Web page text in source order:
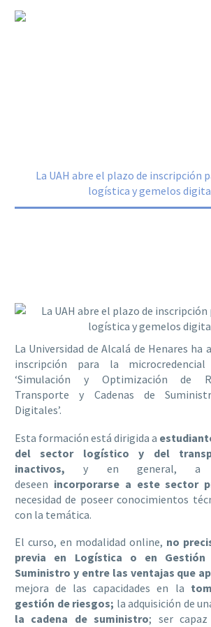
La UAH abre el plazo de inscripción
logística y gemelos
La Universidad de Alcalá de Henares
inscripción para la
‘Simulación y Optimización de
Transporte y Cadenas de
Digitales’.
Esta formación está dirigida a
del sector logístico y del
inactivos,y en general, a
deseen incorporarse a este sector
necesidad de poseer conocimientos
con la temática.
El curso, en modalidad online, no
previa en Logística o en Gestión
Suministro y entre las ventajas que
mejora de las capacidades en la
gestión de riesgos; la adquisición de
la cadena de suministro; ser capaz